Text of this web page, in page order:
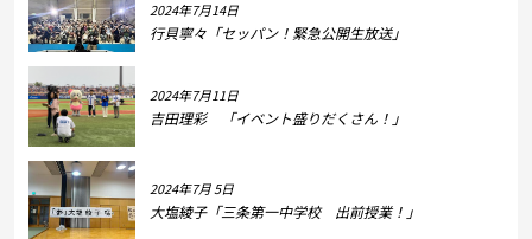
2024年7月14日
行貝寧々「セッパン！緊急公開生放送」
2024年7月11日
吉田理彩 「イベント盛りだくさん！」
2024年7月 5日
大塩綾子「三条第一中学校 出前授業！」